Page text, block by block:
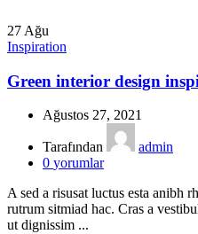
27 Ağu
Inspiration
Green interior design
Ağustos 27, 2021
Tarafından
admin
0 yorumlar
A sed a risusat luctus esta anibh
rutrum sitmiad hac. Cras a
ut dignissim ...